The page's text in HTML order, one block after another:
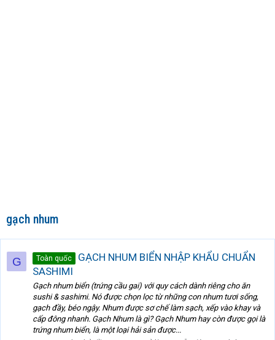
gạch nhum
G Toàn quốc
GẠCH NHUM BIỂN NHẬP KHẨU CHUẨN
SASHIMI
Gạch nhum biển (trứng cầu gai) với quy cách dành riêng cho ăn
sushi & sashimi. Nó được chọn lọc từ những con nhum tươi sống,
gạch đầy, béo ngậy. Nhum được sơ chế làm sạch, xếp vào khay và
cấp đông nhanh. Gạch Nhum là gì? Gạch Nhum hay còn được gọi là
trứng nhum biển, là một loại hải sản được...